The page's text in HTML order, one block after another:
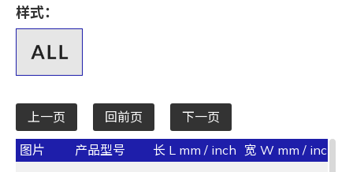
长 L mm / inch
宽 W mm / inch
全选
承受力 lbs/kgf/N
全选
样式：
上一页 回前页 下一页
图片 产品型号 长 L mm / inch 宽 W mm / inch